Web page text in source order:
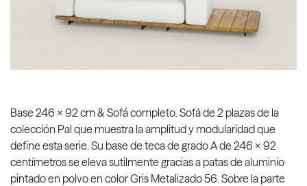
Base 246 x 92 cm & Sofá completo. Sofá de 2 plazas de la
colección Pal que muestra la amplitud y modularidad que
define esta serie. Su base de teca de grado A de 246 x 92
centímetros se eleva sutilmente gracias a patas de aluminio
pintado en polvo en color Gris Metalizado 56. Sobre la parte